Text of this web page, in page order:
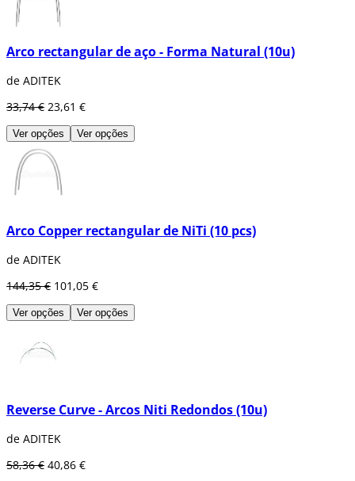
Arco rectangular de aço - Forma Natural (10u)
de ADITEK
33,74 € 23,61 €
Ver opções Ver opções
Arco Copper rectangular de NiTi (10 pcs)
de ADITEK
144,35 € 101,05 €
Ver opções Ver opções
Reverse Curve - Arcos Niti Redondos (10u)
de ADITEK
58,36 € 40,86 €